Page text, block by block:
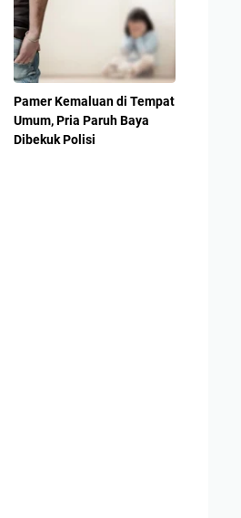
Pamer Kemaluan di Tempat
Umum, Pria Paruh Baya
Dibekuk Polisi